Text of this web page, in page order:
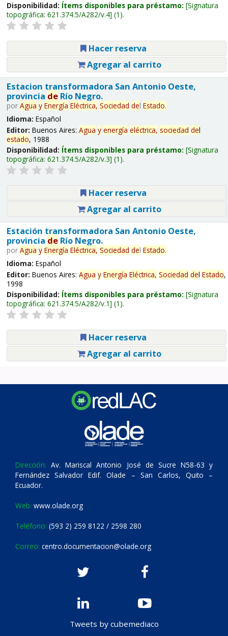
Disponibilidad: Ítems disponibles para préstamo: Signatura
topográfica: 621.374.5/A282/v.4 (1).
Hacer reserva
Agregar al carrito
Estacion transformadora San Antonio Oeste,
provincia deRío Negro.
por Agua y Energía Eléctrica, Sociedad del Estado.
Idioma: Español
Editor: Buenos Aires: Agua y energía eléctrica, sociedad del
estado, 1988
Disponibilidad: Ítems disponibles para préstamo: Signatura
topográfica: 621.374.5/A282/v.3 (1).
Hacer reserva
Agregar al carrito
Estación transformadora San Antonio Oeste,
provincia deRío Negro.
por Agua y Energía Eléctrica, Sociedad del Estado.
Idioma: Español
Editor: Buenos Aires: Agua y Energía Eléctrica, Sociedad del Estado,
1998
Disponibilidad: Ítems disponibles para préstamo: Signatura
topográfica: 621.374.5/A282/v.1 (1).
Hacer reserva
Agregar al carrito
Dirección: Av. Mariscal Antonio José de Sucre N58-63 y
Fernández Salvador Edif. Olade – San Carlos, Quito –
Ecuador.
Web: www.olade.org
Teléfono: (593 2) 259 8122 / 2598 280
Correo: centro.documentacion@olade.org
Tweets by cubemediaco